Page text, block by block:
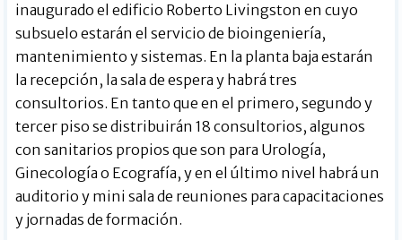
inaugurado el edificio Roberto Livingston en cuyo
subsuelo estarán el servicio de bioingeniería,
mantenimiento y sistemas. En la planta baja estarán
la recepción, la sala de espera y habrá tres
consultorios. En tanto que en el primero, segundo y
tercer piso se distribuirán 18 consultorios, algunos
con sanitarios propios que son para Urología,
Ginecología o Ecografía, y en el último nivel habrá un
auditorio y mini sala de reuniones para capacitaciones
y jornadas de formación.